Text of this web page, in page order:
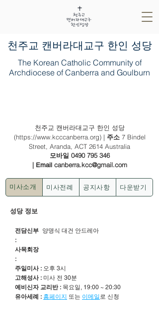
​천주교 캔버라대교구 한인 성당
The Korean Catholic Community of
Archdiocese of Canberra and Goulburn
천주교 캔버라대교구 한인 성당
(https://www.kcccanberra.org) | 주소 7 Bindel
Street, Aranda, ACT 2614 Australia
모바일 0490 795 346
| Email canberra.kcc@gmail.com
미사소개 미사전례 공지사항 다운받기
성당 정보
전담신부
:
양명식 대건 안드레아
사목회장
:
주일미사 : 오후 3시
고해성사 : 미사 전 30분
예비신자 교리반 : 목요일, 19:00 ~ 20:30
유아세례 : 홈페이지 또는 이메일 로 신청